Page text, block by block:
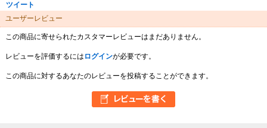
ツイート
ユーザーレビュー
この商品に寄せられたカスタマーレビューはまだありません。
レビューを評価するには ログインが必要です。
この商品に対するあなたのレビューを投稿することができます。